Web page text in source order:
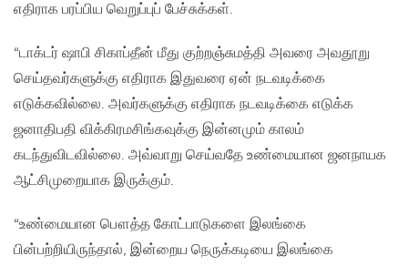
எதிராக பரப்பிய வெறுப்புப் பேச்சுக்கள்.
“டாக்டர் ஷாபி சிகாப்தீன் மீது குற்றஞ்சுமத்தி அவரை அவதூறு
செய்தவர்களுக்கு எதிராக இதுவரை ஏன் நடவடிக்கை
எடுக்கவில்லை. அவர்களுக்கு எதிராக நடவடிக்கை எடுக்க
ஜனாதிபதி விக்கிரமசிங்கவுக்கு இன்னமும் காலம்
கடந்துவிடவில்லை. அவ்வாறு செய்வதே உண்மையான ஜனநாயக
ஆட்சிமுறையாக இருக்கும்.
“உண்மையான பௌத்த கோட்பாடுகளை இலங்கை
பின்பற்றியிருந்தால், இன்றைய நெருக்கடியை இலங்கை